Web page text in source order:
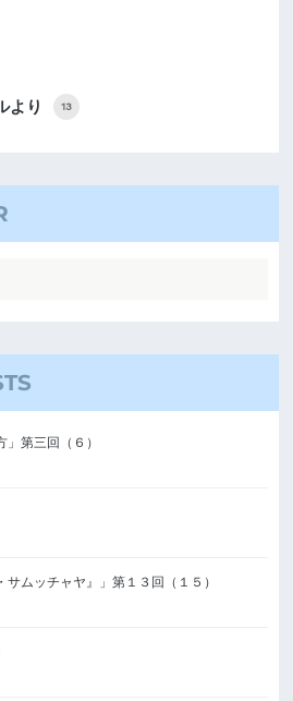
より 13
第三回（６）
サムッチャヤ』」第１３回（１５）